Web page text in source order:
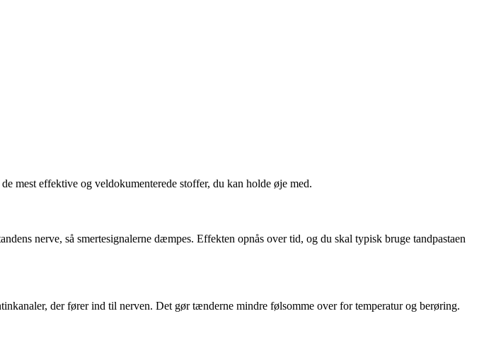
mest effektive og veldokumenterede stoffer, du kan holde øje med.
nerve, så smertesignalerne dæmpes. Effekten opnås over tid, og du skal typisk bruge tandpastaen
der fører ind til nerven. Det gør tænderne mindre følsomme over for temperatur og berøring.